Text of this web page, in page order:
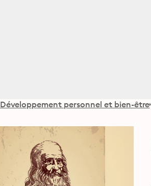
Développement personnel et bien-être